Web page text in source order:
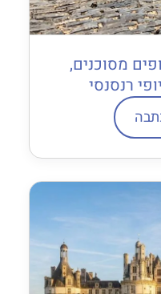
מסוכנים,
רנסנסי